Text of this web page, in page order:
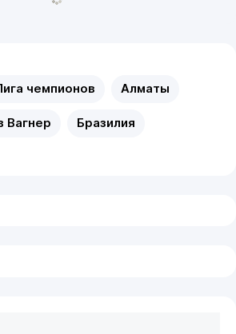
чемпионов Алматы
Вагнер Бразилия